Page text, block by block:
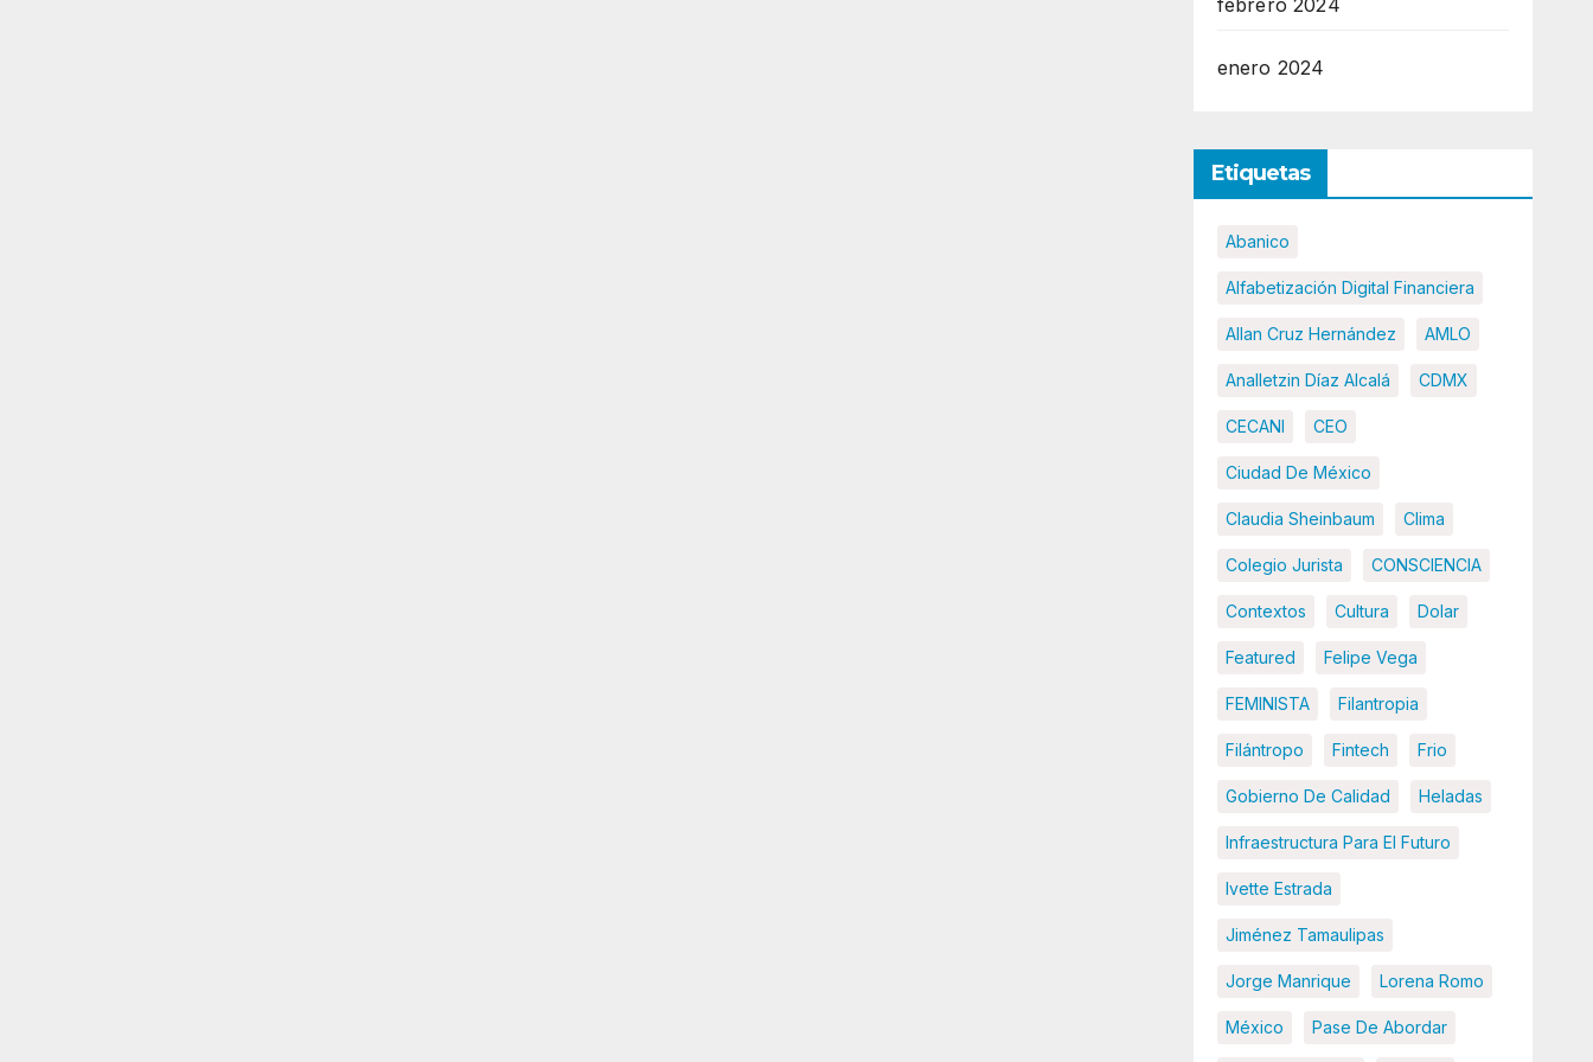
febrero 2024
enero 2024
Etiquetas
Abanico
Alfabetización Digital Financiera
Allan Cruz Hernández AMLO
Analletzin Díaz Alcalá CDMX
CECANI CEO
Ciudad De México
Claudia Sheinbaum Clima
Colegio Jurista CONSCIENCIA
Contextos Cultura Dolar
Featured Felipe Vega
FEMINISTA Filantropia
Filántropo Fintech Frio
Gobierno De Calidad Heladas
Infraestructura Para El Futuro
Ivette Estrada
Jiménez Tamaulipas
Jorge Manrique Lorena Romo
México Pase De Abordar